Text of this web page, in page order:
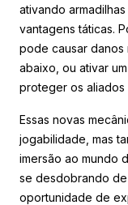
ativando
vantagens táticas.
pode causar danos
abaixo, ou ativar
proteger os aliados
Essas novas
jogabilidade, mas
imersão ao mundo
se desdobrando
oportunidade de